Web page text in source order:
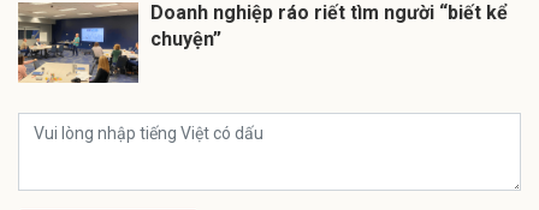
Doanh nghiệp ráo riết tìm người “biết kể
chuyện”